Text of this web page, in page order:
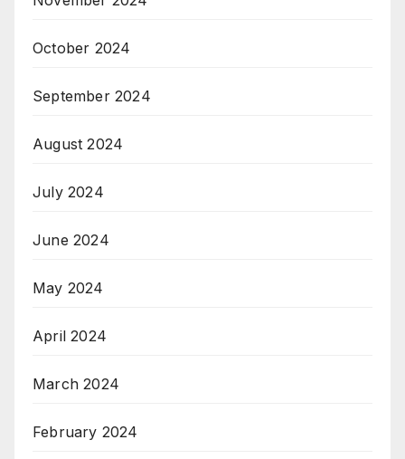
October 2024
September 2024
August 2024
July 2024
June 2024
May 2024
April 2024
March 2024
February 2024